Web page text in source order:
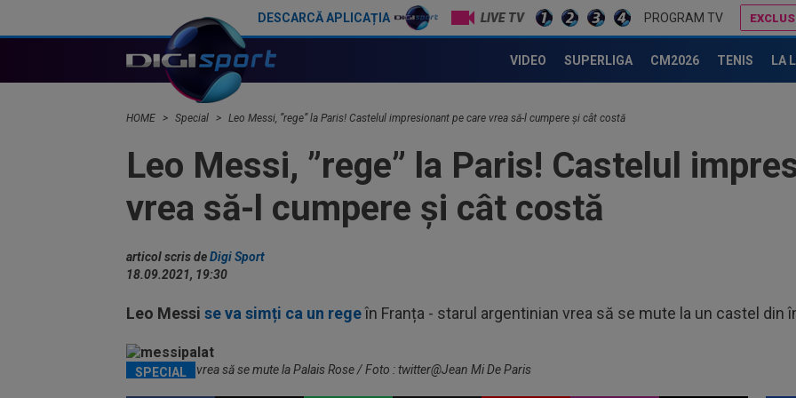
DESCARCĂ APLICAȚIA LIVE TV PROGRAM TV
VIDEO SUPERLIGA CM2026 TENIS LA
HOME Special Leo Messi, ”rege” la Paris! Castelul impresionant pe care vrea să-l cumpere și cât costă
Leo Messi, ”rege” la Paris! Castelul
vrea să-l cumpere și cât costă
articol scris deDigi Sport
18.09.2021, 19:30
Leo Messi se va simți ca un regeîn Franța - starul argentinian vrea să se mute la un castel din
SPECIAL
Leo Messi ar vrea să se mute la Palais Rose / Foto : twitter@Jean Mi De Paris